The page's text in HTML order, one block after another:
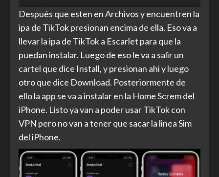
Después que esten en Archivos y encuentren la
ipa de TikTok presionan encima de ella. Eso va a
llevar la ipa de TikTok a Escarlet para que la
puedan instalar. Luego de eso le va a salir un
cartel que dice Install, y presionan ahi y luego
otro que dice Download. Posteriormente de
ello la app se va a instalar en la Home Screm del
iPhone. Listo ya van a poder usar TikTok con
VPN pero no van a tener que sacar la linea Sim
del iPhone.